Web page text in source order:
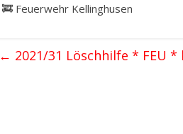
🚒 Feuerwehr Kellinghusen
← 2021/31 Löschhilfe * FEU